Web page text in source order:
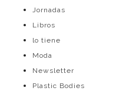
Jornadas
Libros
lo tiene
Moda
Newsletter
Plastic Bodies